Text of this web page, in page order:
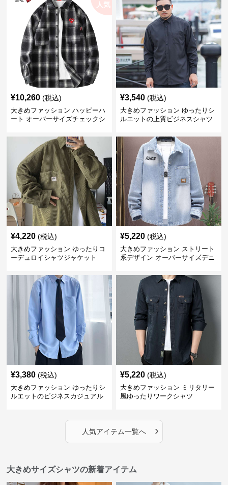
人気
¥10,260 (税込)
大きめファッション ハッピーハ
ート オーバーサイズチェックシ
¥3,540 (税込)
大きめファッション ゆったりシ
ルエットの上質ビジネスシャツ
¥4,220 (税込)
大きめファッション ゆったりコ
ーデュロイシャツジャケット
¥5,220 (税込)
大きめファッション ストリート
系デザイン オーバーサイズデニ
¥3,380 (税込)
大きめファッション ゆったりシ
ルエットのビジネスカジュアル
¥5,220 (税込)
大きめファッション ミリタリー
風ゆったりワークシャツ
人気アイテム一覧へ ›
大きめサイズシャツの新着アイテム